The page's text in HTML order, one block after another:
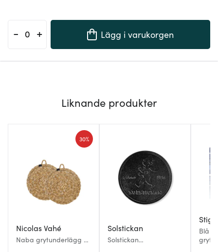
- + Lägg i varukorgen
Liknande produkter
Nicolas Vahé
Naba grytunderlägg 20
30%
Solstickan
Solstickan
Stig L
Blå